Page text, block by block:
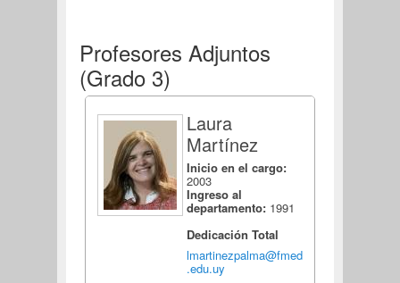
Profesores Adjuntos
(Grado 3)
Laura
Martínez
Inicio en el cargo:
2003
Ingreso al
departamento: 1991
Dedicación Total
lmartinezpalma@fmed
.edu.uy